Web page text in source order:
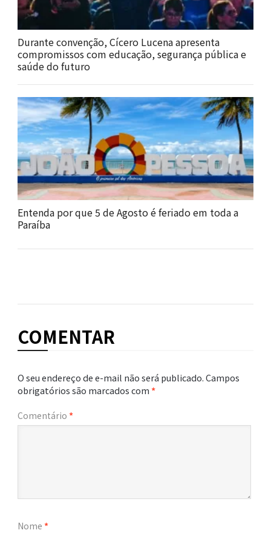
Durante convenção, Cícero Lucena apresenta
compromissos com educação, segurança pública e
saúde do futuro
Entenda por que 5 de Agosto é feriado em toda a
Paraíba
COMENTAR
O seu endereço de e-mail não será publicado.Campos
obrigatórios são marcados com*
Comentário *
Nome *